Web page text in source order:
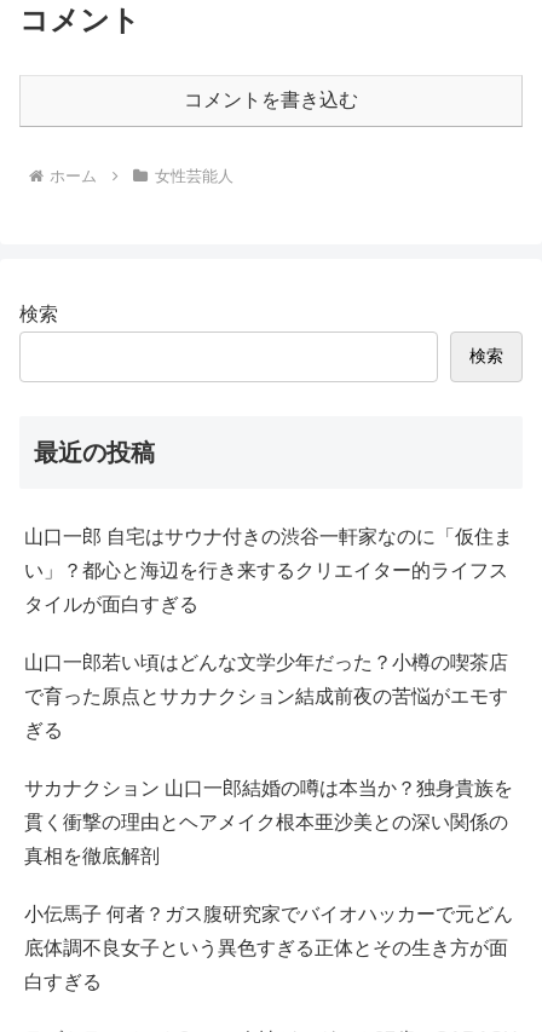
コメント
コメントを書き込む
ホーム 女性芸能人
検索
検索
最近の投稿
山口一郎 自宅はサウナ付きの渋谷一軒家なのに「仮住ま
い」？都心と海辺を行き来するクリエイター的ライフス
タイルが面白すぎる
山口一郎若い頃はどんな文学少年だった？小樽の喫茶店
で育った原点とサカナクション結成前夜の苦悩がエモす
ぎる
サカナクション 山口一郎結婚の噂は本当か？独身貴族を
貫く衝撃の理由とヘアメイク根本亜沙美との深い関係の
真相を徹底解剖
小伝馬子 何者？ガス腹研究家でバイオハッカーで元どん
底体調不良女子という異色すぎる正体とその生き方が面
白すぎる